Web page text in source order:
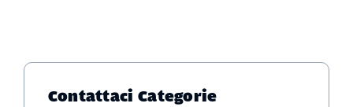
Contattaci Categorie